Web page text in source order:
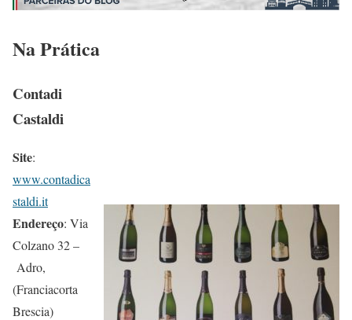
Na Prática
Contadi
Castaldi
Site:
www.contadica
staldi.it
Endereço: Via
Colzano 32 –
Adro,
(Franciacorta
Brescia)